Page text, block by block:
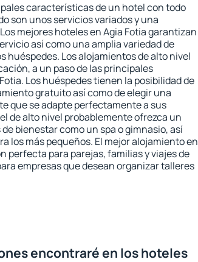
características de un hotel con todo
son unos servicios variados y una
mejores hoteles en Agia Fotia garantizan
así como una amplia variedad de
huéspedes. Los alojamientos de alto nivel
a un paso de las principales
Los huéspedes tienen la posibilidad de
gratuito así como de elegir una
que se adapte perfectamente a sus
de alto nivel probablemente ofrezca un
bienestar como un spa o gimnasio, así
los más pequeños. El mejor alojamiento en
perfecta para parejas, familias y viajes de
empresas que desean organizar talleres
encontraré en los hoteles